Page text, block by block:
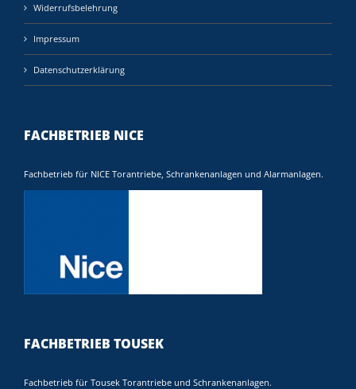
Widerrufsbelehrung
Impressum
Datenschutzerklärung
FACHBETRIEB NICE
Fachbetrieb für NICE Torantriebe, Schrankenanlagen und Alarmanlagen.
FACHBETRIEB TOUSEK
Fachbetrieb für Tousek Torantriebe und Schrankenanlagen.